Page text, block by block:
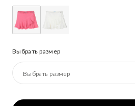
Выбрать размер
Выбрать размер